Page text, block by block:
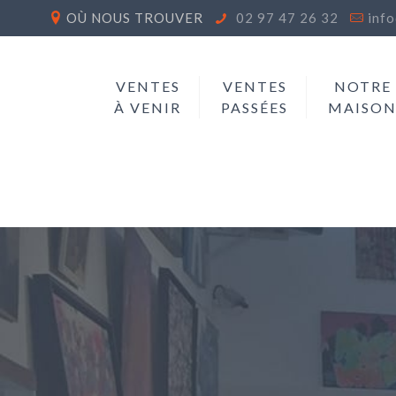
OÙ NOUS TROUVER 02 97 47 26 32
VENTES
À VENIR
VENTES
PASSÉES
NOTRE